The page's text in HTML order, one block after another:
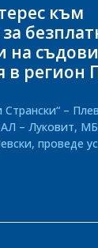
към
на съдови
в регион
–
– Луковит,
проведе